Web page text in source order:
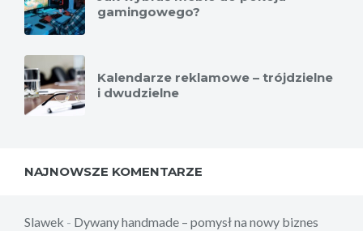
gamingowego?
Kalendarze reklamowe – trójdzielne
i dwudzielne
NAJNOWSZE KOMENTARZE
Slawek - Dywany handmade – pomysł na nowy biznes